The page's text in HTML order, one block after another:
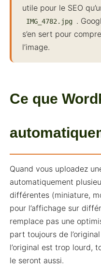
utile pour le SEO
IMG_4782.jpg .
s’en sert pour
l’image.
Ce que
Quand vous uploadez
automatiquement
différentes (miniature,
pour l’affichage sur
remplace pas une
part toujours de
l’original est trop lourd,
le seront aussi.